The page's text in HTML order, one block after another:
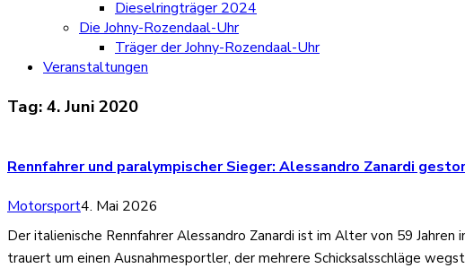
Dieselringträger 2024
Die Johny-Rozendaal-Uhr
Träger der Johny-Rozendaal-Uhr
Veranstaltungen
Tag:4. Juni 2020
Rennfahrer und paralympischer Sieger: Alessandro Zanardi
Motorsport4. Mai 2026
Der italienische Rennfahrer Alessandro Zanardi ist im Alter von 59
trauert um einen Ausnahmesportler, der mehrere Schicksalsschläge